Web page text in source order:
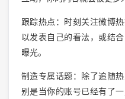
跟踪热点：时刻关注微博
以发表自己的看法，或结
曝光。
制造专属话题：除了追随
别是当你的账号已经有了